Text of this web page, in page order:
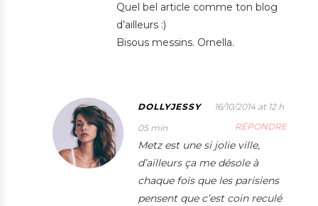
Quel bel article comme ton blog
d’ailleurs :)
Bisous messins. Ornella.
DOLLYJESSY
16/10/2014 at 12 h
05 min
RÉPONDRE
Metz est une si jolie ville,
d’ailleurs ça me désole à
chaque fois que les parisiens
pensent que c’est coin reculé